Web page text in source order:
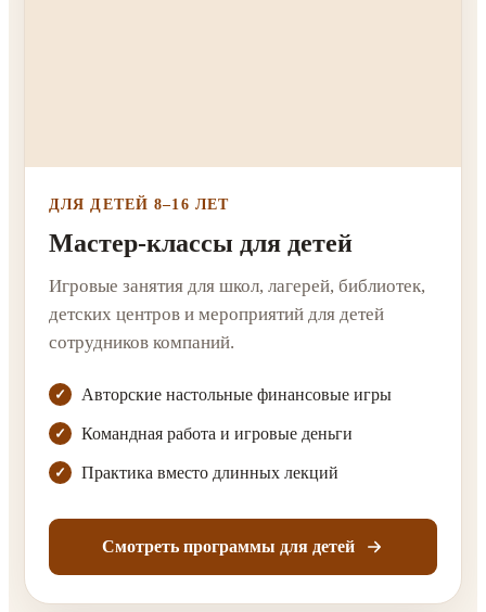
ДЛЯ ДЕТЕЙ 8–16 ЛЕТ
Мастер-классы для детей
Игровые занятия для школ, лагерей, библиотек,
детских центров и мероприятий для детей
сотрудников компаний.
Авторские настольные финансовые игры
Командная работа и игровые деньги
Практика вместо длинных лекций
Смотреть программы для детей